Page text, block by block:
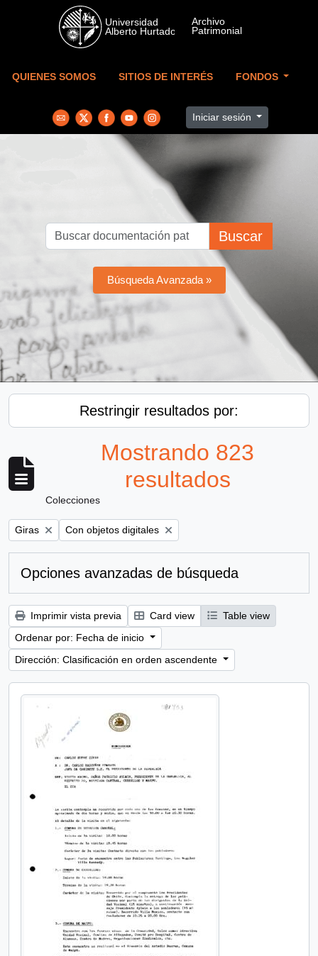
Skip to main content
QUIENES SOMOS SITIOS DE INTERÉS FONDOS
Iniciar sesión
Buscar
Búsqueda Avanzada »
Restringir resultados por:
Mostrando 823
resultados
Colecciones
Remove filter:
Giras Remove filter:
Con objetos digitales
Opciones avanzadas de búsqueda
Imprimir vista previa Card view
Table view
Ordenar por: Fecha de inicio
Dirección: Clasificación en orden ascendente